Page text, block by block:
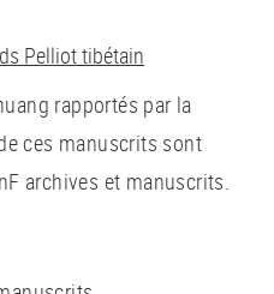
Pelliot tibétain
rapportés par la
ces manuscrits sont
archives et manuscrits.